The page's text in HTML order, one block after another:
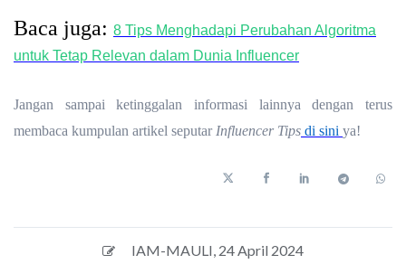
Baca juga: 8 Tips Menghadapi Perubahan Algoritma
untuk Tetap Relevan dalam Dunia Influencer
Jangan sampai ketinggalan informasi lainnya dengan terus
membaca kumpulan artikel seputar Influencer Tips di sini ya!
IAM-MAULI 24 April 2024